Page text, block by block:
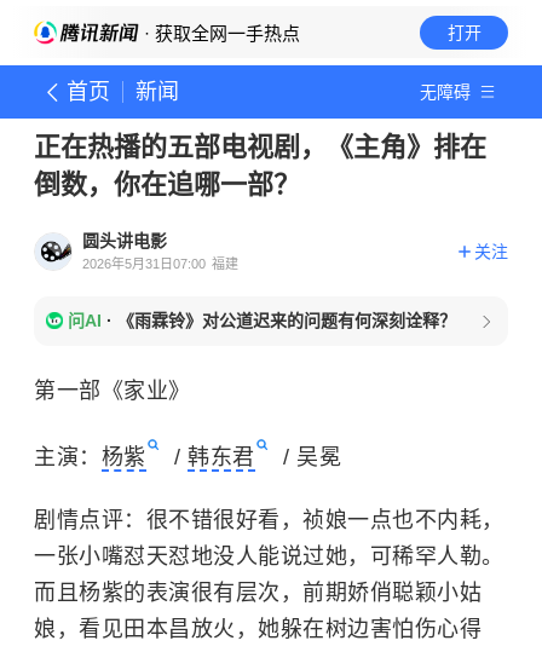
· 获取全网一手热点 打开
首页 新闻 无障碍
正在热播的五部电视剧，《主角》排在
倒数，你在追哪一部？
圆头讲电影
2026年5月31日07:00 福建
关注
问AI · 《雨霖铃》对公道迟来的问题有何深刻诠释？
第一部《家业》
主演： 杨紫 / 韩东君 / 吴冕
剧情点评：很不错很好看，祯娘一点也不内耗，
一张小嘴怼天怼地没人能说过她，可稀罕人勒。
而且杨紫的表演很有层次，前期娇俏聪颖小姑
娘，看见田本昌放火，她躲在树边害怕伤心得